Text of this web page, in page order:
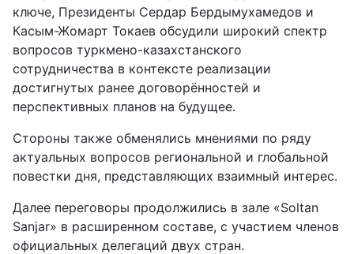
ключе, Президенты Сердар Бердымухамедов и
Касым-Жомарт Токаев обсудили широкий спектр
вопросов туркмено-казахстанского
сотрудничества в контексте реализации
достигнутых ранее договорённостей и
перспективных планов на будущее.
Стороны также обменялись мнениями по ряду
актуальных вопросов региональной и глобальной
повестки дня, представляющих взаимный интерес.
Далее переговоры продолжились в зале «Soltan
Sanjar» в расширенном составе, с участием членов
официальных делегаций двух стран.